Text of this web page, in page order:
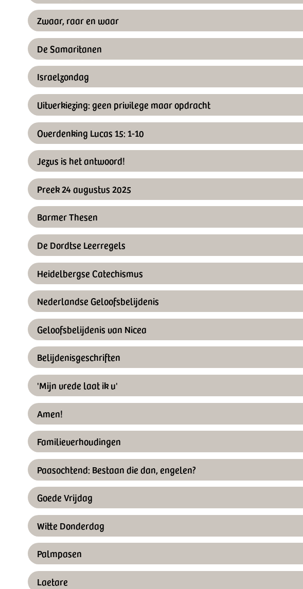
Zwaar, raar en waar
De Samaritanen
Israelzondag
Uitverkiezing: geen privilege maar opdracht
Overdenking Lucas 15: 1-10
Jezus is het antwoord!
Preek 24 augustus 2025
Barmer Thesen
De Dordtse Leerregels
Heidelbergse Catechismus
Nederlandse Geloofsbelijdenis
Geloofsbelijdenis van Nicea
Belijdenisgeschriften
'Mijn vrede laat ik u'
Amen!
Familieverhoudingen
Paasochtend: Bestaan die dan, engelen?
Goede Vrijdag
Witte Donderdag
Palmpasen
Laetare